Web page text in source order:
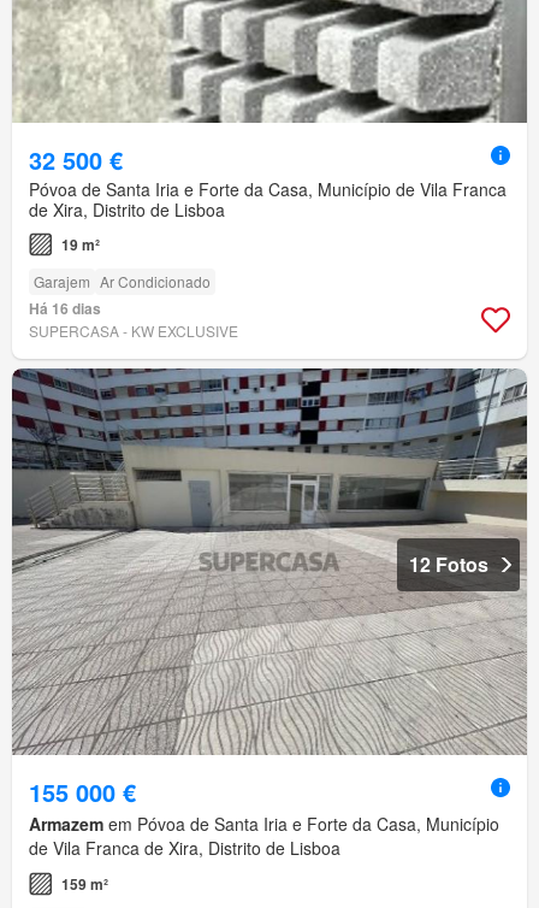
32 500 €
Póvoa de Santa Iria e Forte da Casa, Município de Vila Franca
de Xira, Distrito de Lisboa
19 m²
Garajem Ar Condicionado
Há 16 dias
SUPERCASA - KW EXCLUSIVE
12 Fotos
155 000 €
Armazem em Póvoa de Santa Iria e Forte da Casa, Município
de Vila Franca de Xira, Distrito de Lisboa
159 m²